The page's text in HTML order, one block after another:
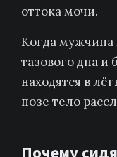
оттока мочи.
Когда
тазового дна и
находятся в
позе тело
Почему